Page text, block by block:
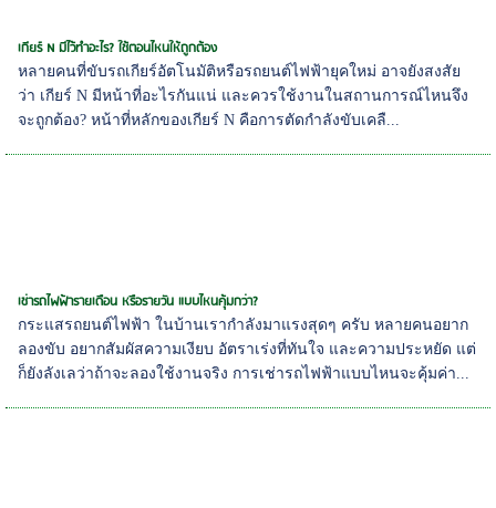
เกียร์ N มีไว้ทำอะไร? ใช้ตอนไหนให้ถูกต้อง
หลายคนที่ขับรถเกียร์อัตโนมัติหรือรถยนต์ไฟฟ้ายุคใหม่ อาจยังสงสัย
ว่า เกียร์ N มีหน้าที่อะไรกันแน่ และควรใช้งานในสถานการณ์ไหนจึง
จะถูกต้อง? หน้าที่หลักของเกียร์ N คือการตัดกำลังขับเคลื...
เช่ารถไฟฟ้ารายเดือน หรือรายวัน แบบไหนคุ้มกว่า?
กระแสรถยนต์ไฟฟ้า ในบ้านเรากำลังมาแรงสุดๆ ครับ หลายคนอยาก
ลองขับ อยากสัมผัสความเงียบ อัตราเร่งที่ทันใจ และความประหยัด แต่
ก็ยังลังเลว่าถ้าจะลองใช้งานจริง การเช่ารถไฟฟ้าแบบไหนจะคุ้มค่า...